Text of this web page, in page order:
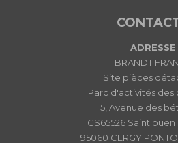
ADRESSE
BRANDT
Site pièces
Parc d'activités des
5, Avenue des
CS65526 Saint
95060 CERGY